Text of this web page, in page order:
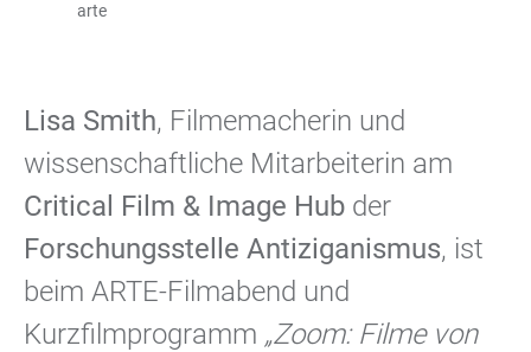
arte
Lisa Smith, Filmemacherin und
wissenschaftliche Mitarbeiterin am
Critical Film & Image Hub der
Forschungsstelle Antiziganismus, ist
beim ARTE-Filmabend und
Kurzfilmprogramm „Zoom: Filme von